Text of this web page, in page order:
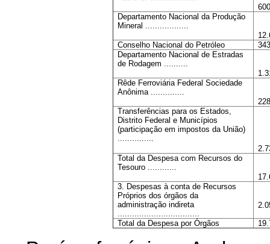
Departamento Nacional da Produção
Mineral ..................
Conselho Nacional do Petróleo
Departamento Nacional de Estradas
de Rodagem ..........
Rêde Ferroviária Federal Sociedade
Anônima ..............
Transferências para os Estados,
Distrito Federal e Municípios
(participação em impostos da União)
...............
Total da Despesa com Recursos do
Tesouro ............
3. Despesas à conta de Recursos
Próprios dos órgãos da
administração indireta
..................................
Total da Despesa por Órgãos